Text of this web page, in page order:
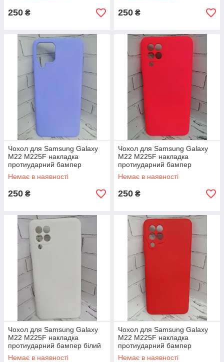
250 ₴ 250 ₴
Чохол для Samsung Galaxy
M22 M225F накладка
протиударний бампер
фіолетовий
Немає в наявності
250 ₴
Чохол для Samsung Galaxy
M22 M225F накладка
протиударний бампер
червоний
Немає в наявності
250 ₴
Чохол для Samsung Galaxy
M22 M225F накладка
протиударний бампер білий
Немає в наявності
Чохол для Samsung Galaxy
M22 M225F накладка
протиударний бампер
червоний
Немає в наявності